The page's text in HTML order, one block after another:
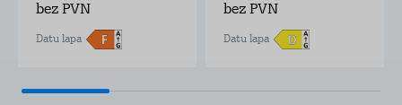
bez PVN
Datu lapa
bez PVN
Datu lapa